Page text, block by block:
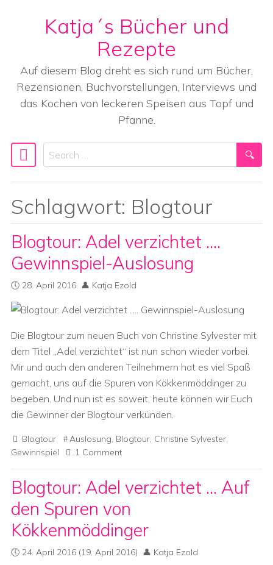
Skip to content
Katja´s Bücher und
Rezepte
Auf diesem Blog dreht es sich rund um Bücher,
Rezensionen, Buchvorstellungen, Interviews und
das Kochen von leckeren Speisen aus Topf und
Pfanne.
Main Navigation
Search
Schlagwort: Blogtour
Blogtour: Adel verzichtet ….
Gewinnspiel-Auslosung
28. April 2016 Katja Ezold
Die Blogtour zum neuen Buch von Christine Sylvester mit
dem Titel „Adel verzichtet“ ist nun schon wieder vorbei.
Mir und auch den anderen Teilnehmern hat es viel Spaß
gemacht, uns auf die Spuren von Kökkenmöddinger zu
begeben. Und nun ist es soweit, heute können wir Euch
die Gewinner der Blogtour verkünden.
Blogtour Auslosung, Blogtour, Christine Sylvester,
Gewinnspiel
1 Comment
Blogtour: Adel verzichtet … Auf
den Spuren von
Kökkenmöddinger
24. April 2016 (19. April 2016) Katja Ezold